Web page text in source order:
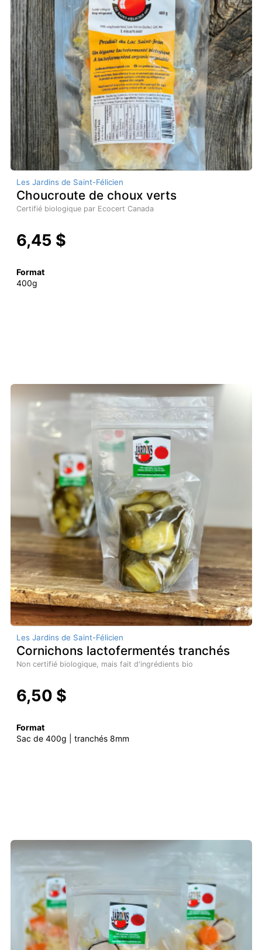
Les Jardins de Saint-Félicien
Choucroute de choux verts
Certifié biologique par Ecocert Canada
6,45 $
Format
400g
Les Jardins de Saint-Félicien
Cornichons lactofermentés tranchés
Non certifié biologique, mais fait d'ingrédients bio
6,50 $
Format
Sac de 400g | tranchés 8mm